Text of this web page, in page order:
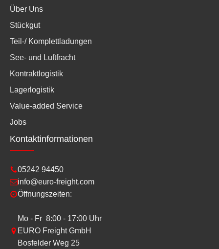
Über Uns
Stückgut
Teil-/ Komplettladungen
See- und Luftfracht
Kontraktlogistik
Lagerlogistik
Value-added Service
Jobs
Kontaktinformationen
05242 94450
info@euro-freight.com
Öffnungszeiten:
Mo - Fr 8:00 - 17:00 Uhr
EURO Freight GmbH
Bosfelder Weg 25